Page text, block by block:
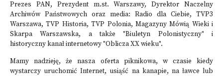
Prezes PAN, Prezydent m.st. Warszawy, Dyrektor Naczelny
Archiwów Państwowych oraz media: Radio dla Ciebie, TVP3
Warszawa, TVP Historia, TVP Polonia, Magazyny Mówią Wieki i
Skarpa Warszawska, a także "Biuletyn Polonistyczny" i
historyczny kanał internetowy "Oblicza XX wieku".
Mamy nadzieję, że nasza oferta piknikowa, w czasie kiedy
wystarczy uruchomić Internet, usiąść na kanapie, na ławce lub